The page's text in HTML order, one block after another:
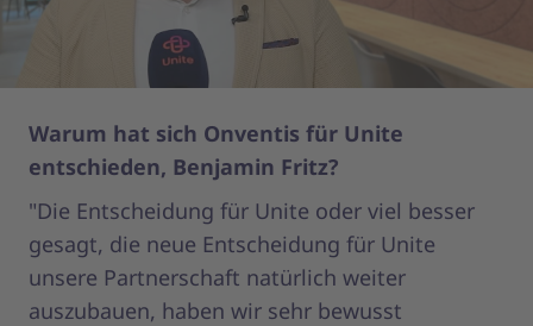
Warum hat sich Onventis für Unite
entschieden, Benjamin Fritz?
"Die Entscheidung für Unite oder viel besser
gesagt, die neue Entscheidung für Unite
unsere Partnerschaft natürlich weiter
auszubauen, haben wir sehr bewusst